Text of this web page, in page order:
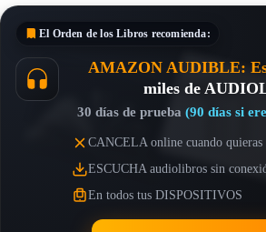
El Orden de los Libros recomienda:
AMAZON AUDIBLE:
miles de
30 días de prueba (90 días si
CANCELA online cuando quieras
ESCUCHA audiolibros sin
En todos tus DISPOSITIVOS